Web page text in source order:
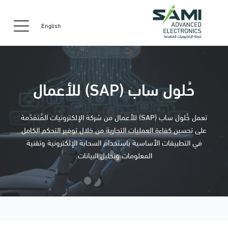
English
حُلول ساب (SAP) للأعمال
تعمل حُلول ساب (SAP) للأعمال من شركة الإلكترونيات المُتقدّمة
على تحسين كفاءة العمليات التجارية من خلال توفير التحكم الكامل
في التطبيقات الأساسية باستخدام السحابة الإلكترونية وتقنية
المعلومات وتحليل البيانات.